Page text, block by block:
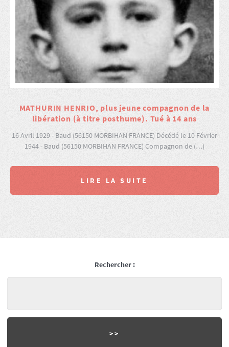
MATHURIN HENRIO, plus jeune compagnon de la
libération (à titre posthume). Tué à 14 ans
16 Avril 1929 - Baud (56150 MORBIHAN FRANCE) Décédé le 10 Février
1944 - Baud (56150 MORBIHAN FRANCE) Compagnon de (…)
LIRE LA SUITE
Rechercher :